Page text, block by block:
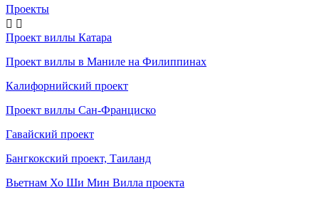
Проекты
 
Проект виллы Катара
Проект виллы в Маниле на Филиппинах
Калифорнийский проект
Проект виллы Сан-Франциско
Гавайский проект
Бангкокский проект, Таиланд
Вьетнам Хо Ши Мин Вилла проекта